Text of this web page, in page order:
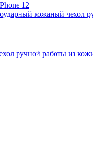
12
кожаный чехол